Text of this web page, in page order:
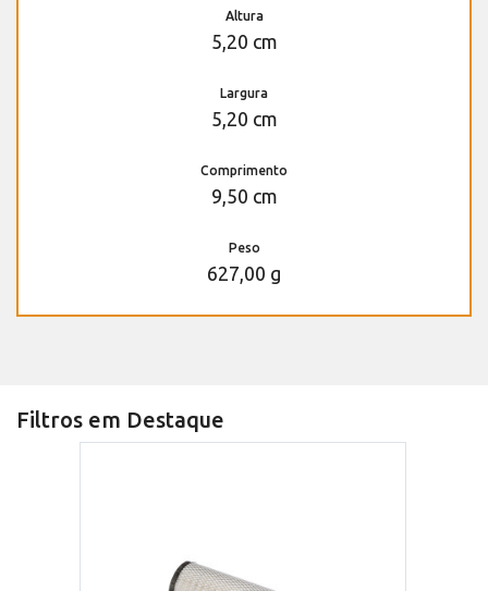
Altura
5,20 cm
Largura
5,20 cm
Comprimento
9,50 cm
Peso
627,00 g
Filtros em Destaque